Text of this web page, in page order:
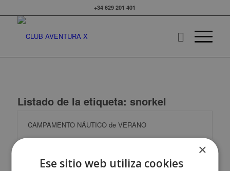
+34 629 201 401
Listado de la etiqueta: snorkel
CAMPAMENTO NÁUTICO de VERANO
CAMPAMENTO de verano NÁUTICO para Colegios
×
Ese sitio web utiliza cookies